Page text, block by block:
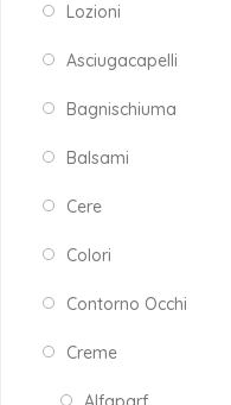
Lozioni
Asciugacapelli
Bagnischiuma
Balsami
Cere
Colori
Contorno Occhi
Creme